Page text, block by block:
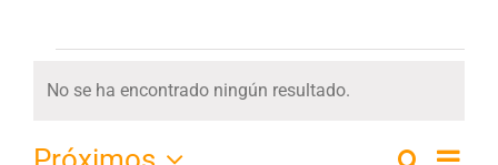
Eventos
No se ha encontrado ningún resultado.